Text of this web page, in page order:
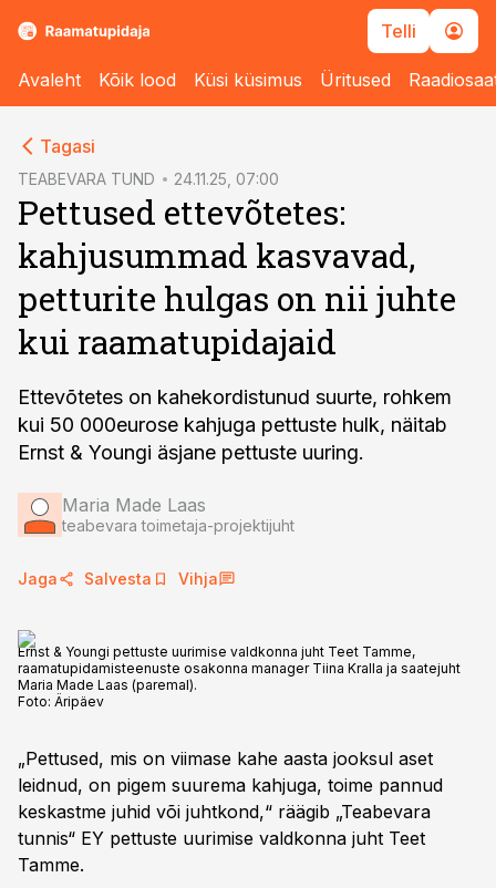
Telli
Avaleht Kõik lood Küsi küsimus Üritused
Tagasi
TEABEVARA TUND 24.11.25, 07:00
Pettused ettevõtetes:
kahjusummad kasvavad,
petturite hulgas on nii juhte
kui raamatupidajaid
Ettevõtetes on kahekordistunud suurte, rohkem
kui 50 000eurose kahjuga pettuste hulk, näitab
Ernst & Youngi äsjane pettuste uuring.
Maria Made Laas
teabevara toimetaja-projektijuht
Jaga Salvesta Vihja
Ernst & Youngi pettuste uurimise valdkonna juht Teet Tamme,
raamatupidamisteenuste osakonna manager Tiina Kralla ja saatejuht
Maria Made Laas (paremal).
Foto: Äripäev
„Pettused, mis on viimase kahe aasta jooksul aset
leidnud, on pigem suurema kahjuga, toime pannud
keskastme juhid või juhtkond,“ räägib „Teabevara
tunnis“ EY pettuste uurimise valdkonna juht Teet
Tamme.